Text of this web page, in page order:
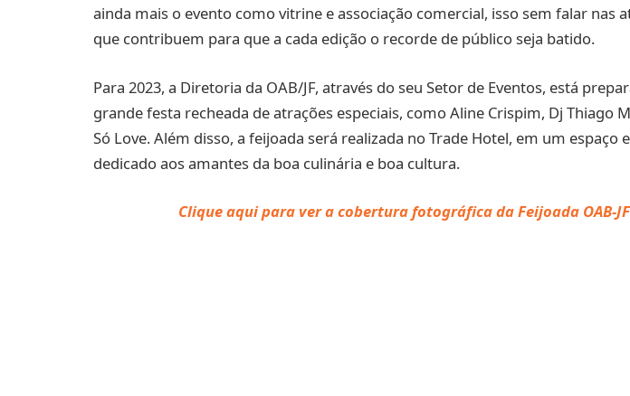
ainda mais o evento como vitrine e associação comercial, isso sem falar nas
que contribuem para que a cada edição o recorde de público seja batido.
Para 2023, a Diretoria da OAB/JF, através do seu Setor de Eventos, está
grande festa recheada de atrações especiais, como Aline Crispim, Dj Thiago
Só Love. Além disso, a feijoada será realizada no Trade Hotel, em um espaço
dedicado aos amantes da boa culinária e boa cultura.
Clique aqui para ver a cobertura fotográfica da Feijoada OAB-